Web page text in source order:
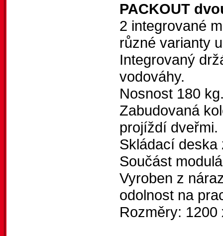
PACKOUT
2 integrované
různé varianty
Integrovaný
vodováhy.
Nosnost 180
Zabudovaná
projíždí dveřmi.
Skládací deska
Součást
Vyroben z
odolnost na
Rozměry: